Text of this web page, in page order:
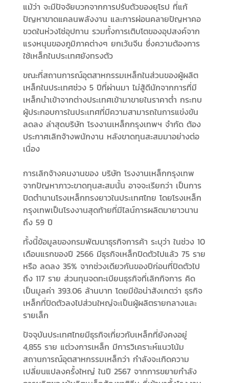
แม้ว่า จะมีปัจจัยบวกจากการปรับตัวของยุโรป ที่แก้
ปัญหาขาดแคลนพลังงาน และการผ่อนคลายปัญหาคอ
ขวดในห่วงโซ่อุปทาน รวมทั้งการเติบโตของอุปสงค์จาก
แรงหนุนของภูมิภาคต่างๆ ยกเว้นจีน ซึ่งความต้องการ
ใช้เหล็กในประเทศยังทรงตัว
ขณะที่สถานการณ์อุตสาหกรรมเหล็กในส่วนของผู้ผลิต
เหล็กในประเทศช่วง 5 ปีที่ผ่านมา ไม่สู้ดีนักจากการที่มี
เหล็กนำเข้าจากต่างประเทศเข้ามาขายในราคาตํ่า กระทบ
ผู้ประกอบการในประเทศที่มีความสามารถในการแข่งขัน
ลดลง ล่าสุดบริษัท โรงงานเหล็กกรุงเทพฯ จำกัด ต้อง
ประกาศเลิกจ้างพนักงาน หลังขาดทุนสะสมมาอย่างต่อ
เนื่อง
การเลิกจ้างคนงานของ บริษัท โรงงานเหล็กกรุงเทพ
จากปัญหาภาวะขาดทุนสะสมนั้น อาจจะเรียกว่า เป็นการ
ปิดตำนานโรงเหล็กทรงยาวในประเทศไทย โดยโรงเหล็ก
กรุงเทพเป็นโรงงานสุดท้ายที่มีไลน์การผลิตมายาวนาน
ถึง 59 ปี
ทั้งนี้ข้อมูลของกรมพัฒนาธุรกิจการค้า ระบุว่า ในช่วง 10
เดือนแรกของปี 2566 มีธุรกิจเหล็กปิดตัวไปแล้ว 75 ราย
หรือ ลดลง 35% จากช่วงเดียวกันของปีก่อนที่ปิดตัวไป
ถึง 117 ราย ส่วนทุนจดทะเบียนธุรกิจที่เลิกกิจการ คิด
เป็นมูลค่า 393.06 ล้านบาท โดยมีข้อน่าสังเกตว่า ธุรกิจ
เหล็กที่ปิดตัวลงไปส่วนใหญ่จะเป็นผู้ผลิตรายกลางและ
รายเล็ก
ปัจจุบันประเทศไทยมีธุรกิจเกี่ยวกับเหล็กที่ยังคงอยู่
4,855 ราย แต่วงการเหล็ก มีการวิเคราะห์แนวโน้ม
สถานการณ์อุตสาหกรรมเหล็กว่า กำลังจะเกิดความ
เปลี่ยนแปลงครั้งใหญ่ ในปี 2567 จากการขยายกำลัง